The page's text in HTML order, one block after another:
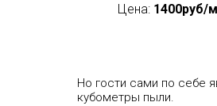
Цена: 1400руб/
Но гости сами по себе
кубометры пыли.